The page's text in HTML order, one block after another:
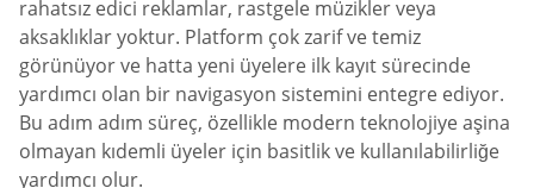
rahatsız edici reklamlar, rastgele müzikler veya
aksaklıklar yoktur. Platform çok zarif ve temiz
görünüyor ve hatta yeni üyelere ilk kayıt sürecinde
yardımcı olan bir navigasyon sistemini entegre ediyor.
Bu adım adım süreç, özellikle modern teknolojiye aşina
olmayan kıdemli üyeler için basitlik ve kullanılabilirliğe
yardımcı olur.